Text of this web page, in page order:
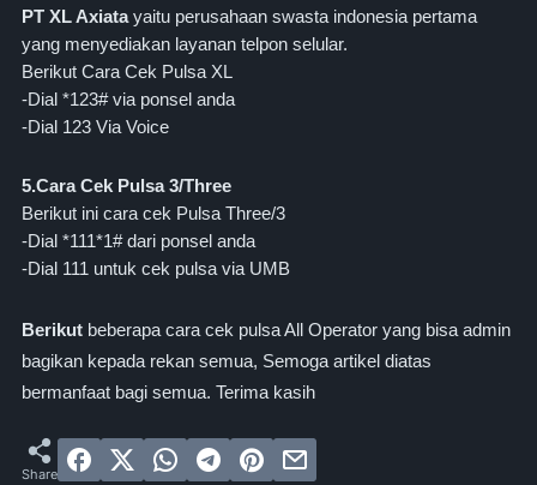
PT XL Axiatayaitu perusahaan swasta indonesia pertama
yang menyediakan layanan telpon selular.
Berikut Cara Cek Pulsa XL
-Dial *123# via ponsel anda
-Dial 123 Via Voice
5.Cara Cek Pulsa 3/Three
Berikut ini cara cek Pulsa Three/3
-Dial *111*1# dari ponsel anda
-Dial 111 untuk cek pulsa via UMB
Berikut beberapa cara cek pulsa All Operator yang bisa admin
bagikan kepada rekan semua, Semoga artikel diatas
bermanfaat bagi semua. Terima kasih